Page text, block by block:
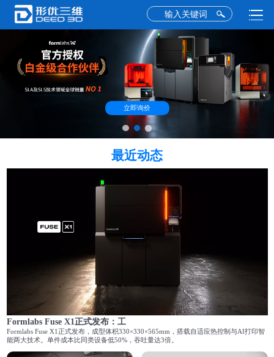
立即询价
最近动态
Formlabs Fuse X1正式发布：工
Formlabs Fuse X1正式发布，成型体积330×330×565mm，搭载自适应热控制与AI打印智
能两大技术。单件成本比同类设备低50%，吞吐量达3倍。